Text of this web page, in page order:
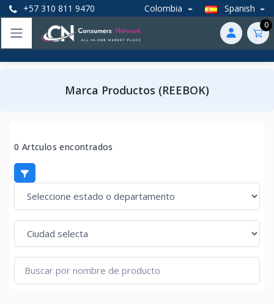
+57 310 811 9470 Colombia Spanish
0
Marca Productos (REEBOK)
0 Artculos encontrados